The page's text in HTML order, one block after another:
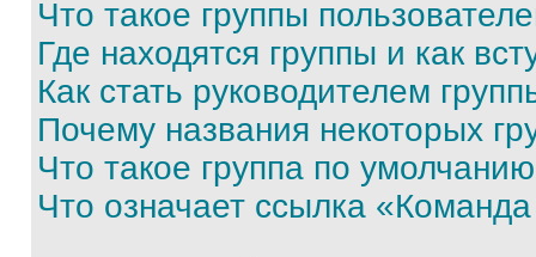
Что такое группы
Где находятся группы и как
Как стать руководителем
Почему названия некоторых
Что такое группа по
Что означает ссылка